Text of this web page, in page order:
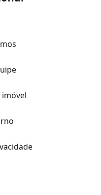
imóvel